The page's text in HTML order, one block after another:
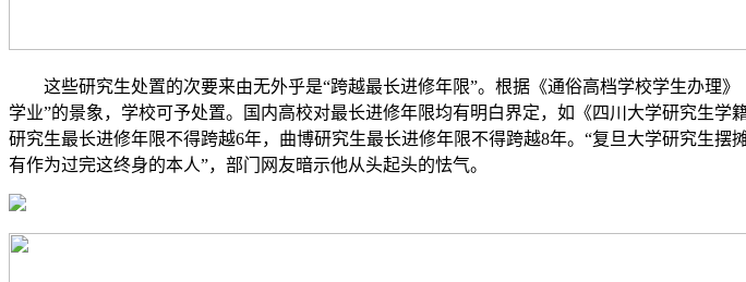
这些研究生处置的次要来由无外乎是“跨越最长进修年限”。根据《通俗高档学校学生办理
学业”的景象，学校可予处置。国内高校对最长进修年限均有明白界定，如《四川大学研究生
研究生最长进修年限不得跨越6年，曲博研究生最长进修年限不得跨越8年。“复旦大学研究生
有作为过完这终身的本人”，部门网友暗示他从头起头的怯气。